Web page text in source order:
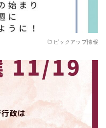
ピックアップ情報